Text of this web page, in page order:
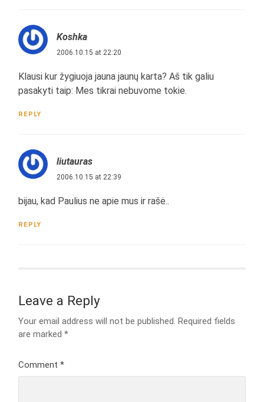
Koshka
2006.10.15 at 22:20
Klausi kur žygiuoja jauna jaunų karta? Aš tik galiu
pasakyti taip: Mes tikrai nebuvome tokie.
REPLY
liutauras
2006.10.15 at 22:39
bijau, kad Paulius ne apie mus ir rašė..
REPLY
Leave a Reply
Your email address will not be published. Required fields
are marked*
Comment*